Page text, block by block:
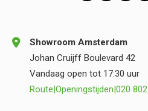
Showroom Amsterdam
Johan Cruijff Boulevard 42
Vandaag open tot 17:30 uur
Route|Openingstijden|020